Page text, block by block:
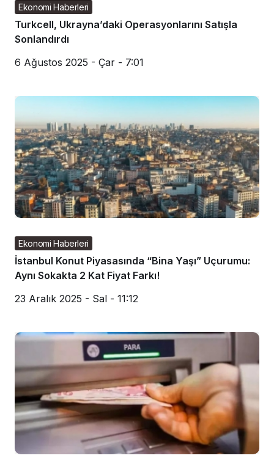
Ekonomi Haberleri
Turkcell, Ukrayna’daki Operasyonlarını Satışla
Sonlandırdı
6 Ağustos 2025 - Çar - 7:01
Ekonomi Haberleri
İstanbul Konut Piyasasında “Bina Yaşı” Uçurumu:
Aynı Sokakta 2 Kat Fiyat Farkı!
23 Aralık 2025 - Sal - 11:12